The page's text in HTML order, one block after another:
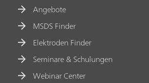
Angebote
MSDS Finder
Elektroden Finder
Seminare & Schulungen
Webinar Center